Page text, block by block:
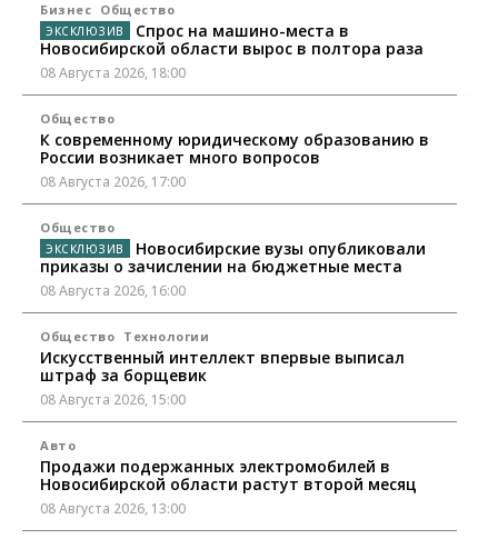
Бизнес Общество
Спрос на машино-места в
Новосибирской области вырос в полтора раза
08 Августа 2026, 18:00
Общество
К современному юридическому образованию в
России возникает много вопросов
08 Августа 2026, 17:00
Общество
Новосибирские вузы опубликовали
приказы о зачислении на бюджетные места
08 Августа 2026, 16:00
Общество Технологии
Искусственный интеллект впервые выписал
штраф за борщевик
08 Августа 2026, 15:00
Авто
Продажи подержанных электромобилей в
Новосибирской области растут второй месяц
08 Августа 2026, 13:00